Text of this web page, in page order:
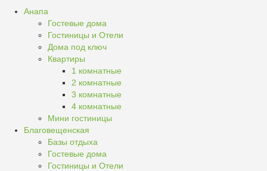
Анапа
Гостевые дома
Гостиницы и Отели
Дома под ключ
Квартиры
1 комнатные
2 комнатные
3 комнатные
4 комнатные
Мини гостиницы
Благовещенская
Базы отдыха
Гостевые дома
Гостиницы и Отели